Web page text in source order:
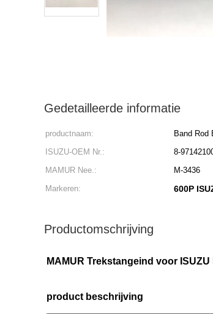
Gedetailleerde informatie
productnaam: Band Rod
ISUZU-OEM Nr.:
8-
MAMUR Nee.:
M-3436
Markeren:
600P
Productomschrijving
MAMUR Trekstangeind voor
product beschrijving